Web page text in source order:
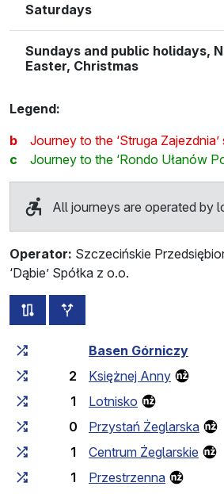
Saturdays
Sundays and public holidays,
Easter, Christmas
Legend:
b
Journey to the ‘Struga
c
Journey to the ‘Rondo Ułanów
All journeys are operated by
Operator: Szczecińskie
‘Dąbie’ Spółka z o.o.
all routes of this line
Cumulative travel time Travel
Basen Górniczy
2
Księżnej Anny
1
Lotnisko
0
Przystań Żeglarska
1
Centrum Żeglarskie
1
Przestrzenna